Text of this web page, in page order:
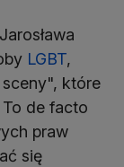
LGBT,
które
de facto
praw
się